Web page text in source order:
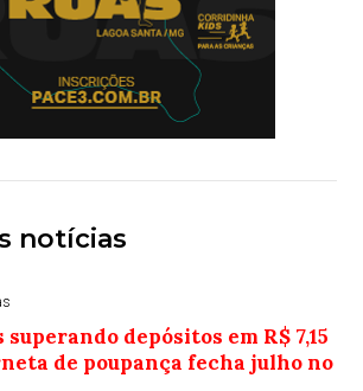
notícias
depósitos em R$ 7,15
de poupança fecha julho no